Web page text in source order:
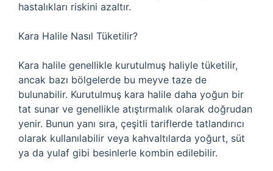
hastalıkları riskini azaltır.
Kara Halile Nasıl Tüketilir?
Kara halile genellikle kurutulmuş haliyle tüketilir,
ancak bazı bölgelerde bu meyve taze de
bulunabilir. Kurutulmuş kara halile daha yoğun bir
tat sunar ve genellikle atıştırmalık olarak doğrudan
yenir. Bunun yanı sıra, çeşitli tariflerde tatlandırıcı
olarak kullanılabilir veya kahvaltılarda yoğurt, süt
ya da yulaf gibi besinlerle kombin edilebilir.